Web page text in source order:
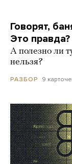
Говорят,
Это правда?
А полезно ли
нельзя?
РАЗБОР 9